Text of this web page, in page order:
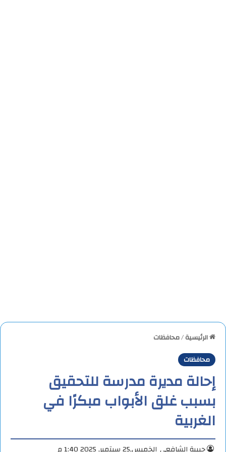
الرئيسية/محافظات
محافظات
إحالة مديرة مدرسة للتحقيق
بسبب غلق الأبواب مبكرًا في
الغربية